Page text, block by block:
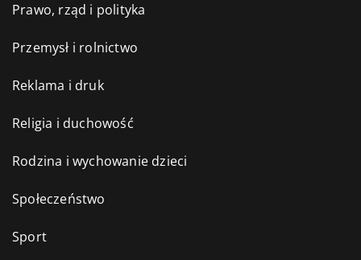
Prawo, rząd i polityka
Przemysł i rolnictwo
Reklama i druk
Religia i duchowość
Rodzina i wychowanie dzieci
Społeczeństwo
Sport